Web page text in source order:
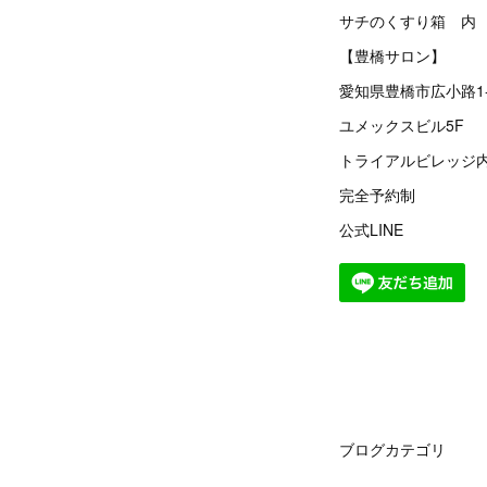
サチのくすり箱 内
【豊橋サロン】
愛知県豊橋市広小路
ユメックスビル5F
トライアルビレッジ
完全予約制
公式LINE
ブログカテゴリ